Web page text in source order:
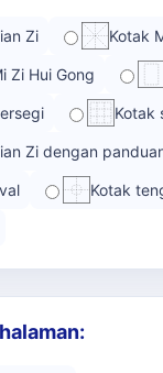
Zi Kotak
Zi Hui Gong
Kotak
Zi dengan
Kotak